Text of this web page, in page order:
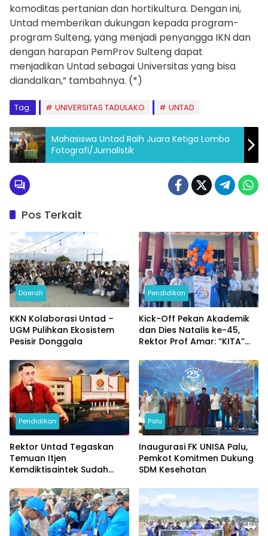
komoditas pertanian dan hortikultura. Dengan ini,
Untad memberikan dukungan kepada program-
program Sulteng, yang menjadi penyangga IKN dan
dengan harapan PemProv Sulteng dapat
menjadikan Untad sebagai Universitas yang bisa
diandalkan,” tambahnya. (*)
Tag: UNIVERSITAS TADULAKO UNTAD
Mahasiswa Untad Raih Juara Ketiga Lomba
Fotografi/Jurnalistik
Pos Terkait
Daerah
KKN Kolaborasi Untad –
UGM Pulihkan Ekosistem
Pesisir Donggala
Pendidikan
Kick-Off Pekan Akademik
dan Dies Natalis ke-45,
Rektor Prof Amar: “KITA”
Pendidikan
Rektor Untad Tegaskan
Temuan Itjen
Kemdiktisaintek Sudah
Palu
Inaugurasi FK UNISA Palu,
Pemkot Komitmen Dukung
SDM Kesehatan